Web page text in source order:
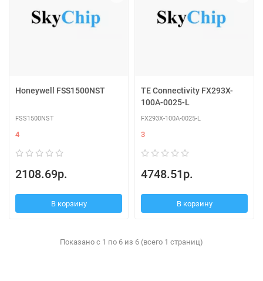
Honeywell FSS1500NST
FSS1500NST
4
2108.69р.
В корзину
TE Connectivity FX293X-
100A-0025-L
FX293X-100A-0025-L
3
4748.51р.
В корзину
Показано с 1 по 6 из 6 (всего 1 страниц)